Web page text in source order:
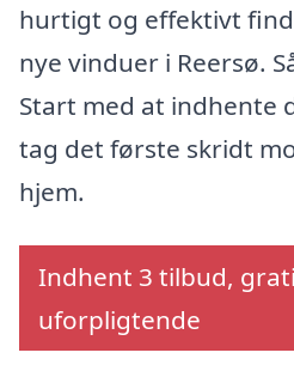
hurtigt og effektivt
nye vinduer i Reersø.
Start med at indhente
tag det første skridt
hjem.
Indhent 3 tilbud,
uforpligtende